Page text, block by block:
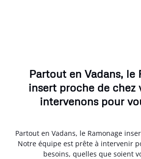
Partout en Vadans, le
insert proche de chez
intervenons pour
Partout en Vadans, le Ramonage
Notre équipe est prête à intervenir
besoins, quelles que soient